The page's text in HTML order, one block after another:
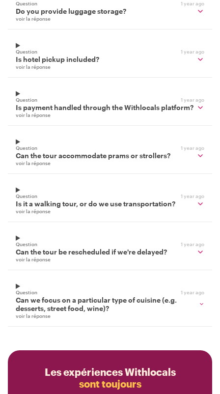
Question 1 year ago
Do you provide luggage storage?
voir la réponse
Question 1 year ago
Is hotel pickup included?
voir la réponse
Question 1 year ago
Is payment handled through the Withlocals platform?
voir la réponse
Question 1 year ago
Can the tour accommodate prams or strollers?
voir la réponse
Question 1 year ago
Is it a walking tour, or do we use transportation?
voir la réponse
Question 1 year ago
Can the tour be rescheduled if we're delayed?
voir la réponse
Question 1 year ago
Can we focus on a particular type of cuisine (e.g.
desserts, street food, wine)?
voir la réponse
Les expériences Withlocals
sont toujours